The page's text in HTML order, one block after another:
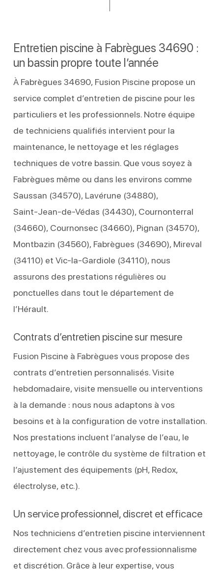
Entretien piscine à Fabrègues 34690 :
un bassin propre toute l’année
À Fabrègues 34690, Fusion Piscine propose un
service complet d’entretien de piscine pour les
particuliers et les professionnels. Notre équipe
de techniciens qualifiés intervient pour la
maintenance, le nettoyage et les réglages
techniques de votre bassin. Que vous soyez à
Fabrègues même ou dans les environs comme
Saussan (34570), Lavérune (34880),
Saint‑Jean‑de‑Védas (34430), Cournonterral
(34660), Cournonsec (34660), Pignan (34570),
Montbazin (34560), Fabrègues (34690), Mireval
(34110) et Vic‑la‑Gardiole (34110), nous
assurons des prestations régulières ou
ponctuelles dans tout le département de
l’Hérault.
Contrats d’entretien piscine sur mesure
Fusion Piscine à Fabrègues vous propose des
contrats d’entretien personnalisés. Visite
hebdomadaire, visite mensuelle ou interventions
à la demande : nous nous adaptons à vos
besoins et à la configuration de votre installation.
Nos prestations incluent l’analyse de l’eau, le
nettoyage, le contrôle du système de filtration et
l’ajustement des équipements (pH, Redox,
électrolyse, etc.).
Un service professionnel, discret et efficace
Nos techniciens d’entretien piscine interviennent
directement chez vous avec professionnalisme
et discrétion. Grâce à leur expertise, vous